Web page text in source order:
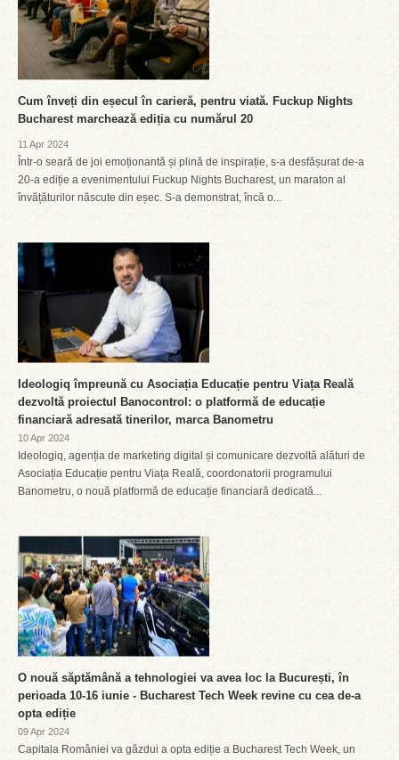
Cum înveți din eșecul în carieră, pentru viată. Fuckup Nights
Bucharest marchează ediția cu numărul 20
11 Apr 2024
Într-o seară de joi emoționantă și plină de inspirație, s-a desfășurat de-a
20-a ediție a evenimentului Fuckup Nights Bucharest, un maraton al
învățăturilor născute din eșec. S-a demonstrat, încă o...
Ideologiq împreună cu Asociația Educație pentru Viața Reală
dezvoltă proiectul Banocontrol: o platformă de educație
financiară adresată tinerilor, marca Banometru
10 Apr 2024
Ideologiq, agenția de marketing digital și comunicare dezvoltă alături de
Asociația Educație pentru Viața Reală, coordonatorii programului
Banometru, o nouă platformă de educație financiară dedicată...
O nouă săptămână a tehnologiei va avea loc la București, în
perioada 10-16 iunie - Bucharest Tech Week revine cu cea de-a
opta ediție
09 Apr 2024
Capitala României va găzdui a opta ediție a Bucharest Tech Week, un